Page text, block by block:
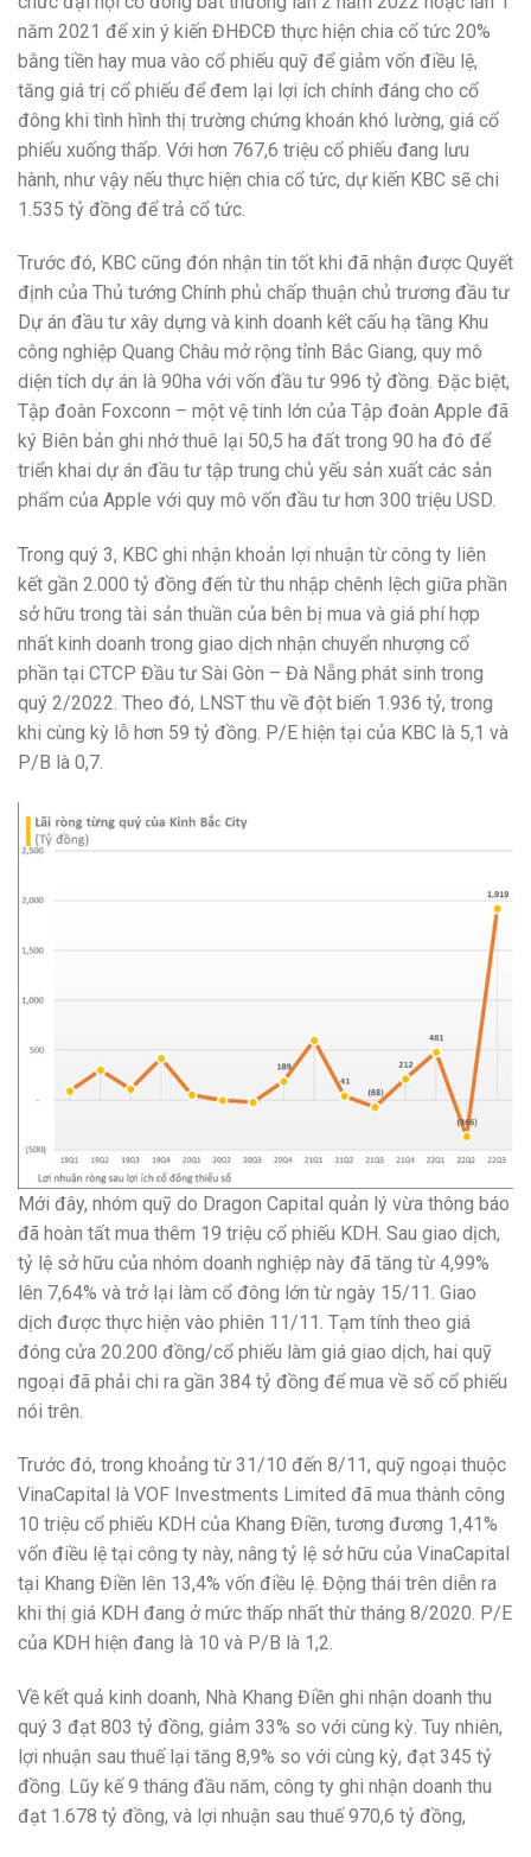
năm 2021 để xin ý kiến ĐHĐCĐ thực hiện chia cổ tức 20%
bằng tiền hay mua vào cổ phiếu quỹ để giảm vốn điều lệ,
tăng giá trị cổ phiếu để đem lại lợi ích chính đáng cho cổ
đông khi tình hình thị trường chứng khoán khó lường, giá cổ
phiếu xuống thấp. Với hơn 767,6 triệu cổ phiếu đang lưu
hành, như vậy nếu thực hiện chia cổ tức, dự kiến KBC sẽ chi
1.535 tỷ đồng để trả cổ tức.
Trước đó, KBC cũng đón nhận tin tốt khi đã nhận được Quyết
định của Thủ tướng Chính phủ chấp thuận chủ trương đầu tư
Dự án đầu tư xây dựng và kinh doanh kết cấu hạ tầng Khu
công nghiệp Quang Châu mở rộng tỉnh Bắc Giang, quy mô
diện tích dự án là 90ha với vốn đầu tư 996 tỷ đồng. Đặc biệt,
Tập đoàn Foxconn – một vệ tinh lớn của Tập đoàn Apple đã
ký Biên bản ghi nhớ thuê lại 50,5 ha đất trong 90 ha đó để
triển khai dự án đầu tư tập trung chủ yếu sản xuất các sản
phẩm của Apple với quy mô vốn đầu tư hơn 300 triệu USD.
Trong quý 3, KBC ghi nhận khoản lợi nhuận từ công ty liên
kết gần 2.000 tỷ đồng đến từ thu nhập chênh lệch giữa phần
sở hữu trong tài sản thuần của bên bị mua và giá phí hợp
nhất kinh doanh trong giao dịch nhận chuyển nhượng cổ
phần tại CTCP Đầu tư Sài Gòn – Đà Nẵng phát sinh trong
quý 2/2022. Theo đó, LNST thu về đột biến 1.936 tỷ, trong
khi cùng kỳ lỗ hơn 59 tỷ đồng. P/E hiện tại của KBC là 5,1 và
P/B là 0,7.
Mới đây, nhóm quỹ do Dragon Capital quản lý vừa thông báo
đã hoàn tất mua thêm 19 triệu cổ phiếu KDH. Sau giao dịch,
tỷ lệ sở hữu của nhóm doanh nghiệp này đã tăng từ 4,99%
lên 7,64% và trở lại làm cổ đông lớn từ ngày 15/11. Giao
dịch được thực hiện vào phiên 11/11. Tạm tính theo giá
đóng cửa 20.200 đồng/cổ phiếu làm giá giao dịch, hai quỹ
ngoại đã phải chi ra gần 384 tỷ đồng để mua về số cổ phiếu
nói trên.
Trước đó, trong khoảng từ 31/10 đến 8/11, quỹ ngoại thuộc
VinaCapital là VOF Investments Limited đã mua thành công
10 triệu cổ phiếu KDH của Khang Điền, tương đương 1,41%
vốn điều lệ tại công ty này, nâng tỷ lệ sở hữu của VinaCapital
tại Khang Điền lên 13,4% vốn điều lệ. Động thái trên diễn ra
khi thị giá KDH đang ở mức thấp nhất thừ tháng 8/2020. P/E
của KDH hiện đang là 10 và P/B là 1,2.
Về kết quả kinh doanh, Nhà Khang Điền ghi nhận doanh thu
quý 3 đạt 803 tỷ đồng, giảm 33% so với cùng kỳ. Tuy nhiên,
lợi nhuận sau thuế lại tăng 8,9% so với cùng kỳ, đạt 345 tỷ
đồng. Lũy kế 9 tháng đầu năm, công ty ghi nhận doanh thu
đạt 1.678 tỷ đồng, và lợi nhuận sau thuế 970,6 tỷ đồng,